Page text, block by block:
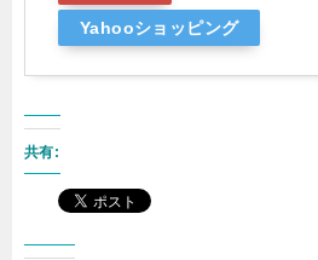
Yahooショッピング
共有: